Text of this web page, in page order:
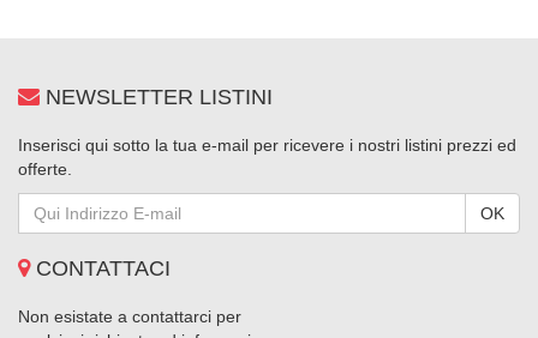
NEWSLETTER LISTINI
Inserisci qui sotto la tua e-mail per ricevere i nostri listini prezzi ed
offerte.
Qui
Indirizzo
mail
OK
CONTATTACI
Non esistate a contattarci per